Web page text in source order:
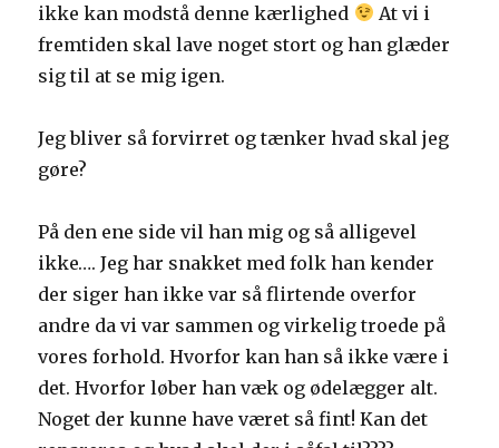
ikke kan modstå denne kærlighed
At vi i
fremtiden skal lave noget stort og han glæder
sig til at se mig igen.
Jeg bliver så forvirret og tænker hvad skal jeg
gøre?
På den ene side vil han mig og så alligevel
ikke…. Jeg har snakket med folk han kender
der siger han ikke var så flirtende overfor
andre da vi var sammen og virkelig troede på
vores forhold. Hvorfor kan han så ikke være i
det. Hvorfor løber han væk og ødelægger alt.
Noget der kunne have været så fint! Kan det